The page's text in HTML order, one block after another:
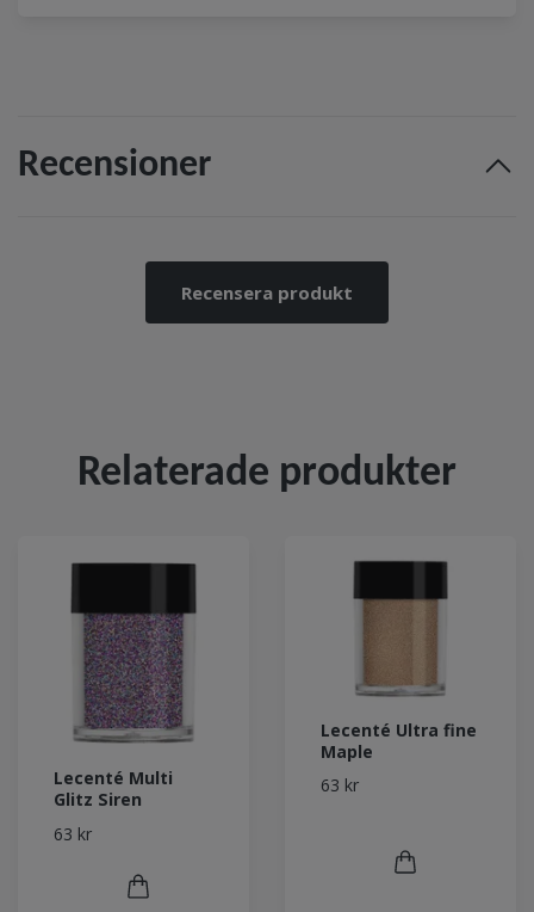
Recensioner
Recensera produkt
Relaterade produkter
Lecenté Multi
Glitz Siren
63 kr
Lecenté Ultra fine
Maple
63 kr